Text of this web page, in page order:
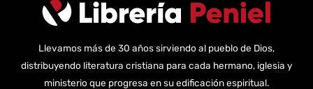
Llevamos más de 30 años sirviendo al pueblo de Dios,
distribuyendo literatura cristiana para cada hermano, iglesia y
ministerio que progresa en su edificación espiritual.